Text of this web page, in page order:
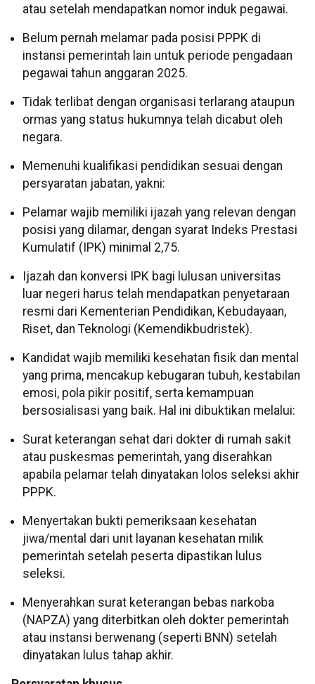
atau setelah mendapatkan nomor induk pegawai.
Belum pernah melamar pada posisi PPPK di
instansi pemerintah lain untuk periode pengadaan
pegawai tahun anggaran 2025.
Tidak terlibat dengan organisasi terlarang ataupun
ormas yang status hukumnya telah dicabut oleh
negara.
Memenuhi kualifikasi pendidikan sesuai dengan
persyaratan jabatan, yakni:
Pelamar wajib memiliki ijazah yang relevan dengan
posisi yang dilamar, dengan syarat Indeks Prestasi
Kumulatif (IPK) minimal 2,75.
Ijazah dan konversi IPK bagi lulusan universitas
luar negeri harus telah mendapatkan penyetaraan
resmi dari Kementerian Pendidikan, Kebudayaan,
Riset, dan Teknologi (Kemendikbudristek).
Kandidat wajib memiliki kesehatan fisik dan mental
yang prima, mencakup kebugaran tubuh, kestabilan
emosi, pola pikir positif, serta kemampuan
bersosialisasi yang baik. Hal ini dibuktikan melalui:
Surat keterangan sehat dari dokter di rumah sakit
atau puskesmas pemerintah, yang diserahkan
apabila pelamar telah dinyatakan lolos seleksi akhir
PPPK.
Menyertakan bukti pemeriksaan kesehatan
jiwa/mental dari unit layanan kesehatan milik
pemerintah setelah peserta dipastikan lulus
seleksi.
Menyerahkan surat keterangan bebas narkoba
(NAPZA) yang diterbitkan oleh dokter pemerintah
atau instansi berwenang (seperti BNN) setelah
dinyatakan lulus tahap akhir.